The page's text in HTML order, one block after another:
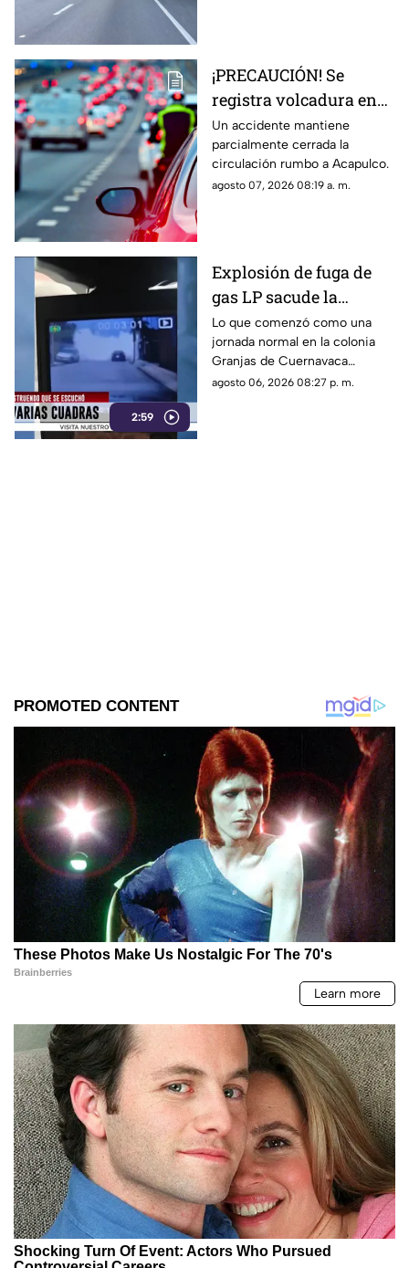
¡PRECAUCIÓN! Se
registra volcadura en
la autopista
Cuernavaca-Acapulco
Un accidente mantiene
parcialmente cerrada la
circulación rumbo a Acapulco.
agosto 07, 2026 08:19 a. m.
2:59
Explosión de fuga de
gas LP sacude la
colonia Las Granjas
Lo que comenzó como una
jornada normal en la colonia
Granjas de Cuernavaca
terminó en una movilización
agosto 06, 2026 08:27 p. m.